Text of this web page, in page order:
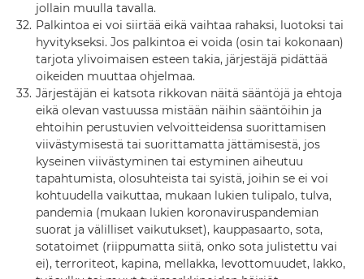
jollain muulla tavalla.
32. Palkintoa ei voi siirtää eikä vaihtaa rahaksi, luotoksi tai
hyvitykseksi. Jos palkintoa ei voida (osin tai kokonaan)
tarjota ylivoimaisen esteen takia, järjestäjä pidättää
oikeiden muuttaa ohjelmaa.
33. Järjestäjän ei katsota rikkovan näitä sääntöjä ja ehtoja
eikä olevan vastuussa mistään näihin sääntöihin ja
ehtoihin perustuvien velvoitteidensa suorittamisen
viivästymisestä tai suorittamatta jättämisestä, jos
kyseinen viivästyminen tai estyminen aiheutuu
tapahtumista, olosuhteista tai syistä, joihin se ei voi
kohtuudella vaikuttaa, mukaan lukien tulipalo, tulva,
pandemia (mukaan lukien koronaviruspandemian
suorat ja välilliset vaikutukset), kauppasaarto, sota,
sotatoimet (riippumatta siitä, onko sota julistettu vai
ei), terroriteot, kapina, mellakka, levottomuudet, lakko,